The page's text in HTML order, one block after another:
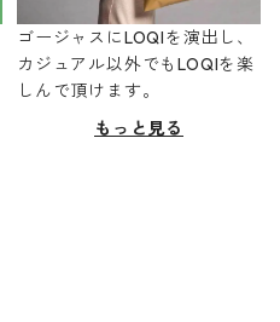
ゴージャスにLOQIを演出し、
カジュアル以外でもLOQIを楽
しんで頂けます。
もっと見る